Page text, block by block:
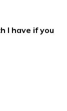
I have if you